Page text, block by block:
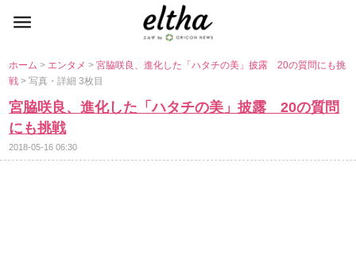
ホーム> エンタメ>宮脇咲良、進化した「ハタチの美」披露 20の質問にも挑
戦> 写真・詳細 3枚目
宮脇咲良、進化した「ハタチの美」披露 20の質問
にも挑戦
2018-05-16 06:30